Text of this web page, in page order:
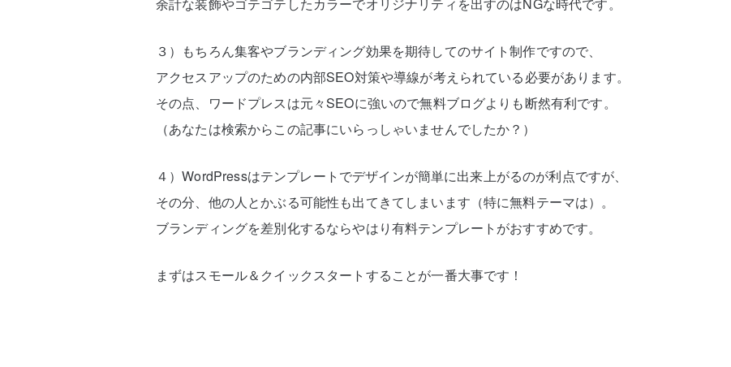
３）もちろん集客やブランディング効果を期待してのサイト制作ですので、
アクセスアップのための内部SEO対策や導線が考えられている必要があります。
その点、ワードプレスは元々SEOに強いので無料ブログよりも断然有利です。
（あなたは検索からこの記事にいらっしゃいませんでしたか？）
４）WordPressはテンプレートでデザインが簡単に出来上がるのが利点ですが、
その分、他の人とかぶる可能性も出てきてしまいます（特に無料テーマは）。
ブランディングを差別化するならやはり有料テンプレートがおすすめです。
まずはスモール＆クイックスタートすることが一番大事です！